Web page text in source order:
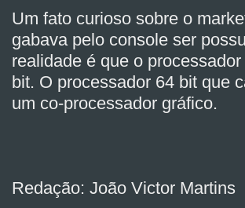
Um fato curioso sobre o
gabava pelo console ser
realidade é que o
bit. O processador 64 bit que
um co-processador gráfico.
Redação: João Victor Martins